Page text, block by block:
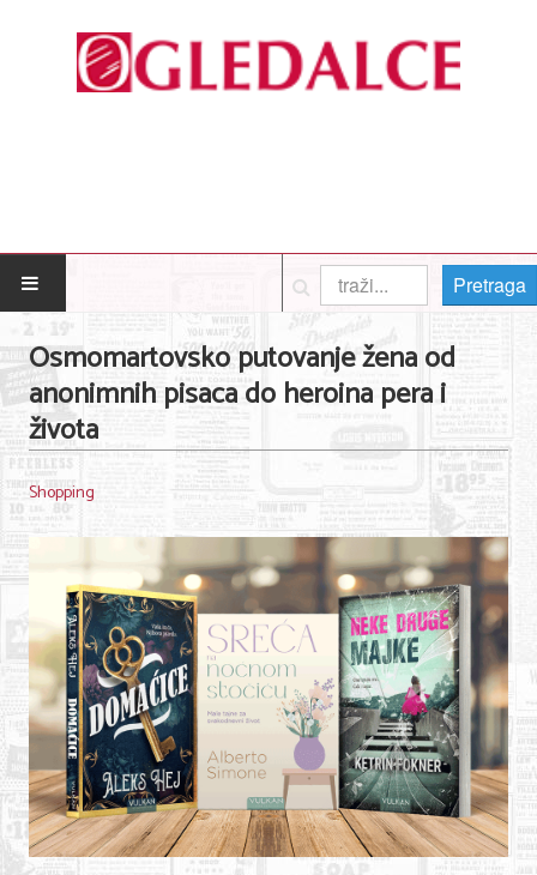
POČETNA
Posao
Usluge
Nega lica i tela
Shopping
Sve za venčanje
Sve za decu
Gastronomija
Kuća i bašta
Zdravlje i medicina
Sport i rekreacija
Pretraga
Osmomartovsko putovanje žena od
anonimnih pisaca do heroina pera i
života
Shopping